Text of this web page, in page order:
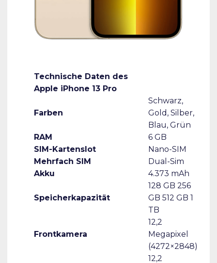
Technische Daten des
Apple iPhone 13 Pro
Farben
Schwarz,
Gold, Silber,
Blau, Grün
RAM
6 GB
SIM-Kartenslot
Nano-SIM
Mehrfach SIM
Dual-Sim
Akku
4.373 mAh
Speicherkapazität
128 GB 256
GB 512 GB 1
TB
Frontkamera
12,2
Megapixel
(4272×2848)
12,2